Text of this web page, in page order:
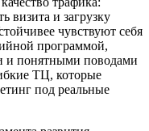
визита и загрузку
чувствуют себя
программой,
и понятными поводами
ТЦ, которые
под реальные